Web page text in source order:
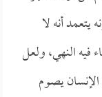
أنه لا
النهي، ولعل
يصوم